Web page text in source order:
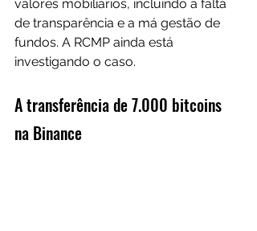
valores mobiliários, incluindo a falta
de transparência e a má gestão de
fundos. A RCMP ainda está
investigando o caso.
A transferência de 7.000 bitcoins
na Binance